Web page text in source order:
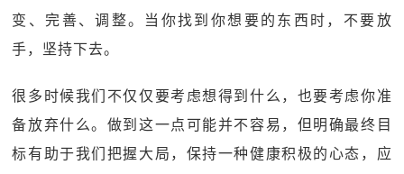
变、完善、调整。当你找到你想要的东西时，不要放
手，坚持下去。
很多时候我们不仅仅要考虑想得到什么，也要考虑你准
备放弃什么。做到这一点可能并不容易，但明确最终目
标有助于我们把握大局，保持一种健康积极的心态，应